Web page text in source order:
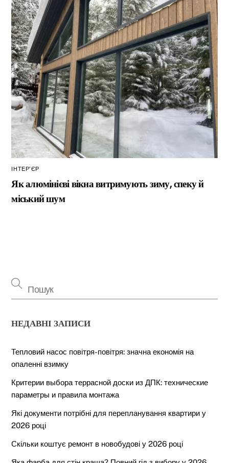
ІНТЕР’ЄР
Як алюмінієві вікна витримують зиму, спеку й
міський шум
НЕДАВНІ ЗАПИСИ
Тепловий насос повітря-повітря: значна економія на
опаленні взимку
Критерии выбора террасной доски из ДПК: технические
параметры и правила монтажа
Які документи потрібні для перепланування квартири у
2026 році
Скільки коштує ремонт в новобудові у 2026 році